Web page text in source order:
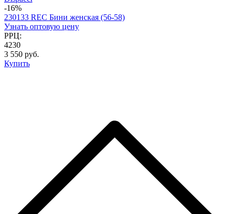
-16%
230133 REC Бини женская (56-58)
Узнать оптовую цену
РРЦ:
4230
3 550 руб.
Купить